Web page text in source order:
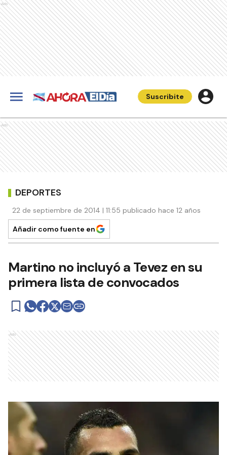
Ads
Suscribite
Ads
DEPORTES
22 de septiembre de 2014 | 11:55 publicado hace 12 años
Añadir como fuente en
Martino no incluyó a Tevez en su
primera lista de convocados
Ads